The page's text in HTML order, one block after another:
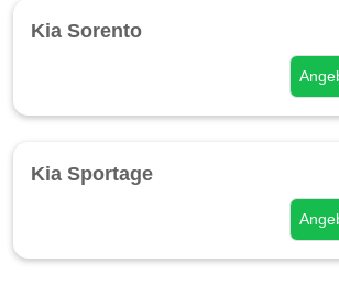
Kia Sorento
Kia Sportage